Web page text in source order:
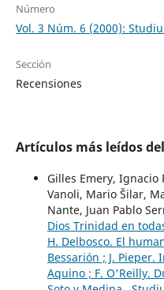
Número
Vol. 3 Núm. 6 (2000):
Sección
Recensiones
Artículos más leídos
Gilles Emery, Ignacio
Vanoli, Mario Šilar,
Nante, Juan Pablo
Dios Trinidad en
H. Delbosco. El
Bessarión ; J. Pieper.
Aquino ; F. O'Reilly.